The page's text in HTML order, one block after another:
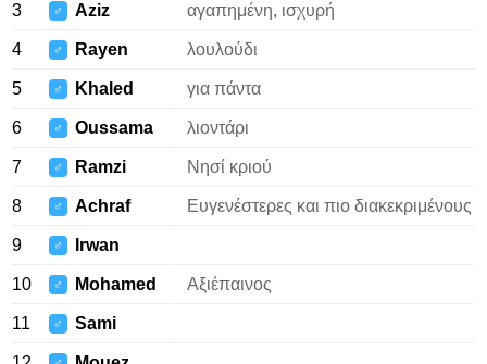
3 ♂ Aziz αγαπημένη, ισχυρή
4 ♂ Rayen λουλούδι
5 ♂ Khaled για πάντα
6 ♂ Oussama λιοντάρι
7 ♂ Ramzi Νησί κριού
8 ♂ Achraf Ευγενέστερες και πιο διακεκριμένους
9 ♂ Irwan
10 ♂ Mohamed Αξιέπαινος
11 ♂ Sami